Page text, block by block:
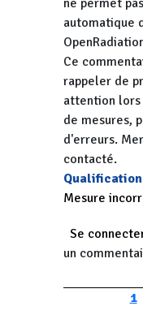
ne permet
automatique
Ce
rappeler de
attention lors
de mesures,
d'erreurs.
contacté.
Mesure
Se
un
Pagination
1